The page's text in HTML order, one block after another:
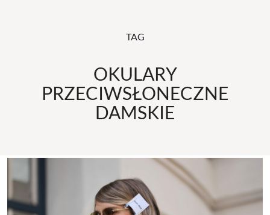
TAG
OKULARY
PRZECIWSŁONECZNE
DAMSKIE